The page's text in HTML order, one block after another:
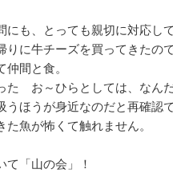
も、とっても親切に対応し
に牛チーズを買ってきたので
間と食。
た お～ひらとしては、なん
ほうが身近なのだと再確認で
魚が怖くて触れません。
「山の会」！